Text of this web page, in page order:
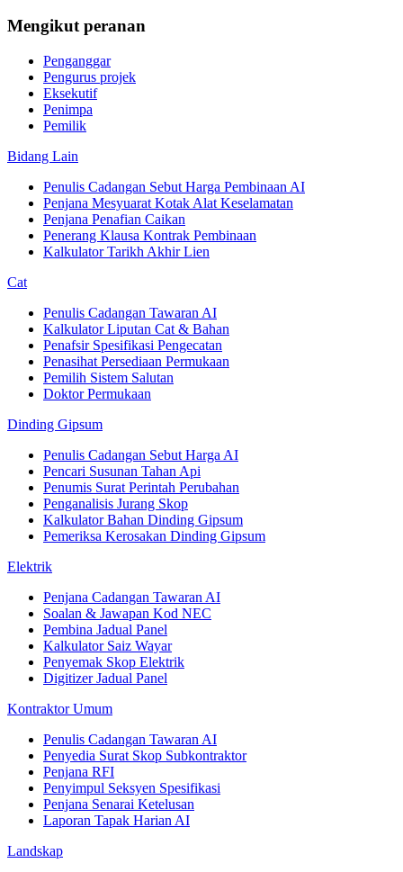
Mengikut peranan
Penganggar
Pengurus projek
Eksekutif
Penimpa
Pemilik
Bidang Lain
Penulis Cadangan Sebut Harga Pembinaan AI
Penjana Mesyuarat Kotak Alat Keselamatan
Penjana Penafian Caikan
Penerang Klausa Kontrak Pembinaan
Kalkulator Tarikh Akhir Lien
Cat
Penulis Cadangan Tawaran AI
Kalkulator Liputan Cat & Bahan
Penafsir Spesifikasi Pengecatan
Penasihat Persediaan Permukaan
Pemilih Sistem Salutan
Doktor Permukaan
Dinding Gipsum
Penulis Cadangan Sebut Harga AI
Pencari Susunan Tahan Api
Penumis Surat Perintah Perubahan
Penganalisis Jurang Skop
Kalkulator Bahan Dinding Gipsum
Pemeriksa Kerosakan Dinding Gipsum
Elektrik
Penjana Cadangan Tawaran AI
Soalan & Jawapan Kod NEC
Pembina Jadual Panel
Kalkulator Saiz Wayar
Penyemak Skop Elektrik
Digitizer Jadual Panel
Kontraktor Umum
Penulis Cadangan Tawaran AI
Penyedia Surat Skop Subkontraktor
Penjana RFI
Penyimpul Seksyen Spesifikasi
Penjana Senarai Ketelusan
Laporan Tapak Harian AI
Landskap